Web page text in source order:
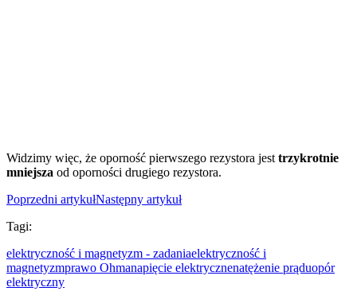
Widzimy więc, że oporność pierwszego rezystora jest trzykrotnie
mniejsza od oporności drugiego rezystora.
Poprzedni artykułNastępny artykuł
Tagi:
elektryczność i magnetyzm - zadaniaelektryczność i
magnetyzmprawo Ohmanapięcie elektrycznenatężenie prąduopór
elektryczny